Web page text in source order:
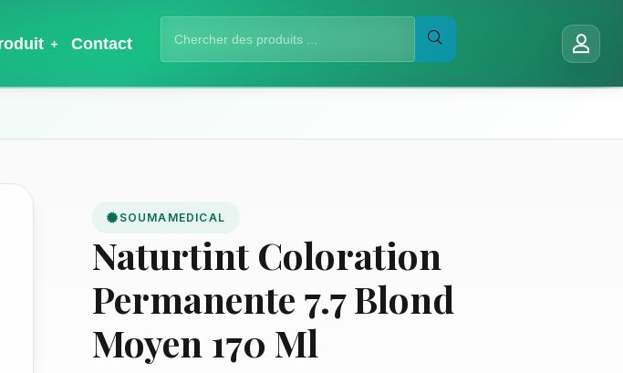
Contact
SOUMAMEDICAL
Naturtint Coloration
Permanente 7.7 Blond
Moyen 170 Ml